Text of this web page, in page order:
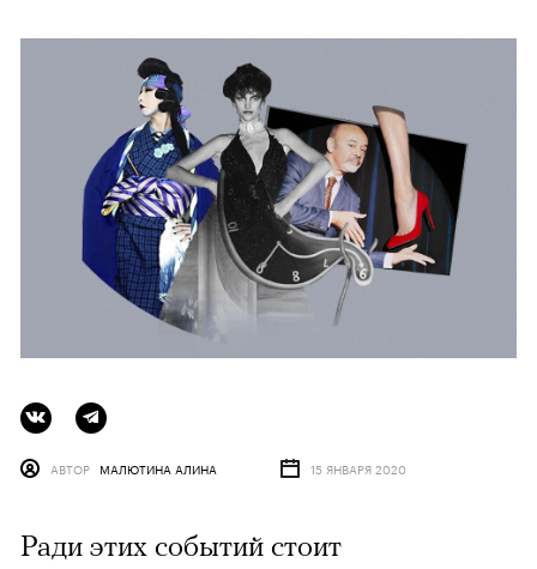
АВТОР МАЛЮТИНА АЛИНА 15 ЯНВАРЯ 2020
Ради этих событий стоит